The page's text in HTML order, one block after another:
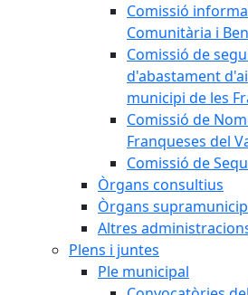
Comissió
Comunitària i
Comissió de
d'abastament
municipi de les
Comissió de
Franqueses del
Comissió de
Òrgans consultius
Òrgans
Altres
Plens i juntes
Ple municipal